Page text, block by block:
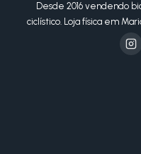
Desde 2016 vendendo
ciclístico. Loja física em